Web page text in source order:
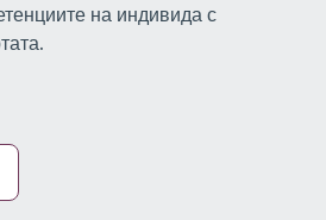
на индивида с